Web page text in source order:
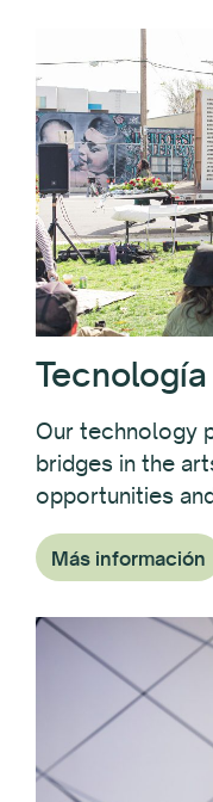
Tecnología
Our technology
bridges in the
opportunities
Más información